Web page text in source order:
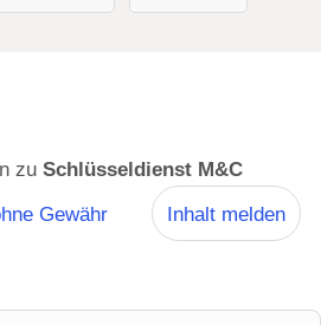
zuSchlüsseldienst M&C
Gewähr Inhalt melden